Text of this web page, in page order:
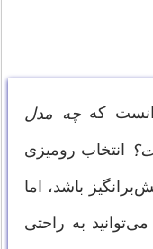
کهچه مدل
انتخاب رومیزی
باشد، اما
به راحتی